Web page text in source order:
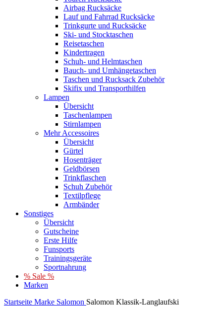
Airbag Rucksäcke
Lauf und Fahrrad Rucksäcke
Trinkgurte und Rucksäcke
Ski- und Stocktaschen
Reisetaschen
Kindertragen
Schuh- und Helmtaschen
Bauch- und Umhängetaschen
Taschen und Rucksack Zubehör
Skifix und Transporthilfen
Lampen
Übersicht
Taschenlampen
Stirnlampen
Mehr Accessoires
Übersicht
Gürtel
Hosenträger
Geldbörsen
Trinkflaschen
Schuh Zubehör
Textilpflege
Armbänder
Sonstiges
Übersicht
Gutscheine
Erste Hilfe
Funsports
Trainingsgeräte
Sportnahrung
% Sale %
Marken
Startseite Marke Salomon Salomon Klassik-Langlaufski